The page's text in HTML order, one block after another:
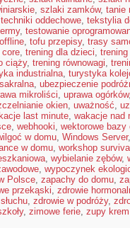
, szlaki zamków, tanie
techniki oddechowe, tekstylia
, testowanie
, tofu przepisy, trasy
core, trening dla dzieci,
ciąży, trening równowagi,
industrialna, turystyka
, ubezpieczenie
mikroliści, uprawa ogórków
okien, uważność,
last minute, wakacje nad
, webhooki, wektorowe bazy
w domu, Windows Server
w domu, workshop
, wybielanie zębów,
, wypoczynek
Polsce, zapachy do domu,
przekąski, zdrowie
, zdrowie w podróży,
, zimowe ferie, zupy krem